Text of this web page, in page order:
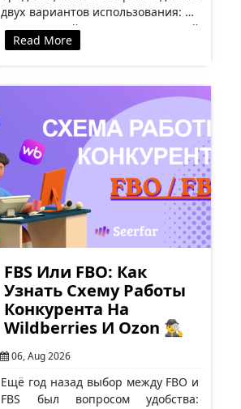
двух вариантов использования: 🟡
Одноразовый — каждый
покупатель активирует код только
Read More
FBS Или FBO: Как
Узнать Схему Работы
Конкурента На
Wildberries И Ozon 🕵️‍♂️
06, Aug 2026
Ещё год назад выбор между FBO и
FBS был вопросом удобства: